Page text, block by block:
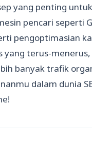
yang penting
pencari seperti
pengoptimasian
yang terus-
banyak trafik
dalam dunia